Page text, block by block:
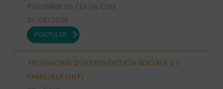
Possibilité de CDI ou CDD
01/08/2026
POSTULER
TECHNICIEN D’INTERVENTION SOCIALE ET
FAMILIALE (H/F)